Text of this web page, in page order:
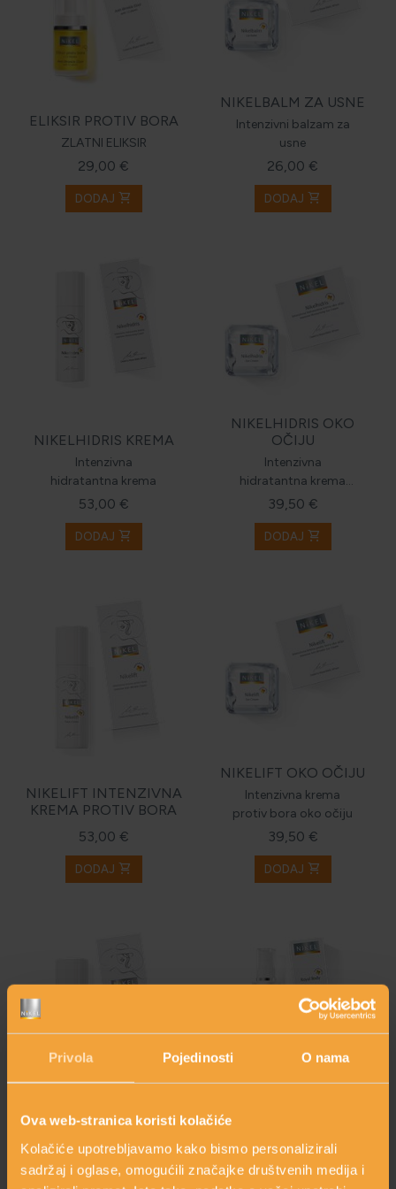
Privola Pojedinosti O nama
Ova web-stranica koristi kolačiće
Kolačiće upotrebljavamo kako bismo personalizirali
sadržaj i oglase, omogućili značajke društvenih medija i
ELIKSIR PROTIV BORA
ZLATNI ELIKSIR
29,00 €
DODAJ shopping_cart
NIKELBALM ZA USNE
Intenzivni balzam za
usne
26,00 €
DODAJ shopping_cart
NIKELHIDRIS KREMA
Intenzivna
hidratantna krema
53,00 €
DODAJ shopping_cart
NIKELHIDRIS OKO
OČIJU
Intenzivna
hidratantna krema
oko očiju
39,50 €
DODAJ shopping_cart
NIKELIFT INTENZIVNA
KREMA PROTIV BORA
53,00 €
DODAJ shopping_cart
NIKELIFT OKO OČIJU
Intenzivna krema
protiv bora oko očiju
39,50 €
DODAJ shopping_cart
NIKELNUTRIS KREMA
Intenzivna hranjiva
krema
Mlijeko za tijelo s
matičnom mliječi